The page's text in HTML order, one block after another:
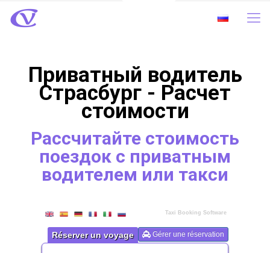
Приватный водитель
Страсбург - Расчет
стоимости
Рассчитайте стоимость
поездок с приватным
водителем или такси